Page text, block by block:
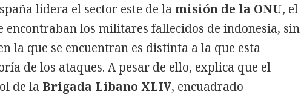
lidera el sector este de la misión de la ONU, el
encontraban los militares fallecidos de indonesia, sin
la que se encuentran es distinta a la que esta
de los ataques. A pesar de ello, explica que el
de la Brigada Líbano XLIV, encuadrado